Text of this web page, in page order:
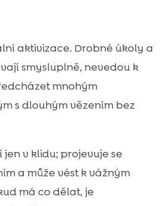
aktivizace. Drobné úkoly a
smysluplně, nevedou k
mnohým
s dlouhým vězením bez
v klidu; projevuje se
a může vést k vážným
má co dělat, je